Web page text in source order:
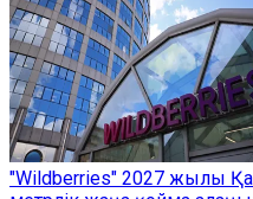
"Wildberries" 2027 жылы